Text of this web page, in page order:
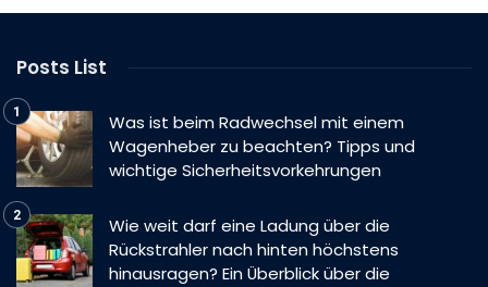
Posts List
Was ist beim Radwechsel mit einem
Wagenheber zu beachten? Tipps und
wichtige Sicherheitsvorkehrungen
Wie weit darf eine Ladung über die
Rückstrahler nach hinten höchstens
hinausragen? Ein Überblick über die